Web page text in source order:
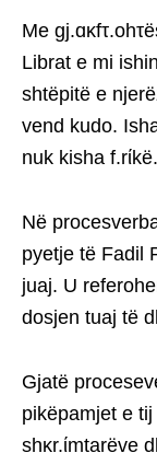
Me
Librat e mi
shtëpitë e
vend kudo.
nuk kisha
Në
pyetje të Fadil
juaj. U
dosjen tuaj të
Gjatë
pikëpamjet e
shκr.ίmtarëve